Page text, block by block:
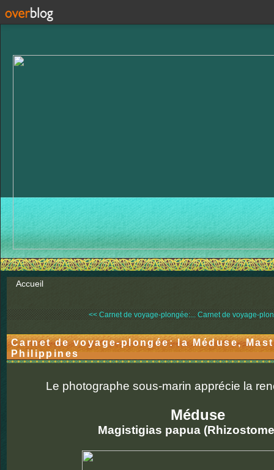
Accueil
<< Carnet de voyage-plongée:... Carnet de voyage-
Carnet de voyage-plongée: la Méduse,
Philippines
Le photographe sous-marin apprécie la
Méduse
Magistigias papua